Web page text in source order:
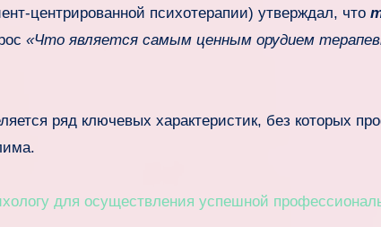
центрированной психотерапии) утверждал, что
«Что является самым ценным орудием
ряд ключевых характеристик, без которых
для осуществления успешной